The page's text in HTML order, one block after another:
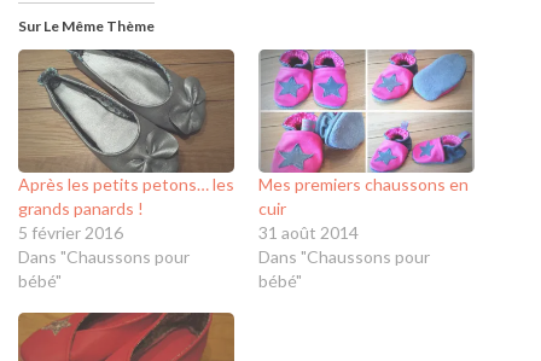
Sur Le Même Thème
Après les petits petons… les
grands panards !
5 février 2016
Dans "Chaussons pour
bébé"
Mes premiers chaussons en
cuir
31 août 2014
Dans "Chaussons pour
bébé"